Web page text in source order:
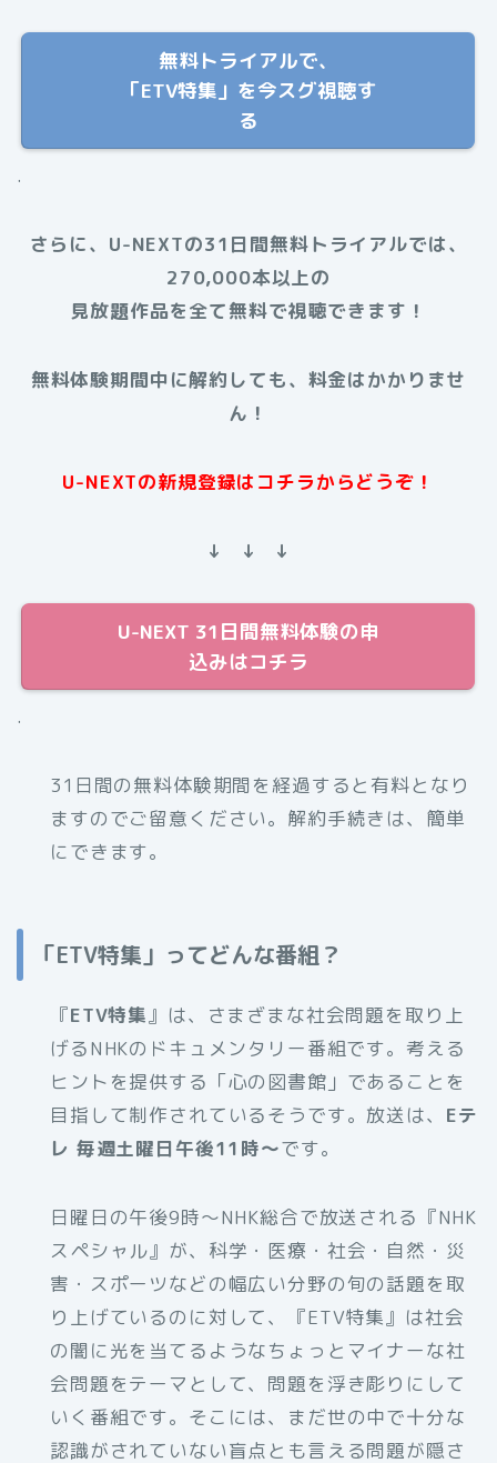
無料トライアルで、
「ETV特集」を今スグ視聴す
る
.
さらに、U-NEXTの31日間無料トライアルでは、
270,000本以上の
見放題作品を全て無料で視聴できます！
無料体験期間中に解約しても、料金はかかりませ
ん！
U-NEXTの新規登録はコチラからどうぞ！
↓ ↓ ↓
U-NEXT 31日間無料体験の申
込みはコチラ
.
31日間の無料体験期間を経過すると有料となり
ますのでご留意ください。解約手続きは、簡単
にできます。
「ETV特集」ってどんな番組？
『ETV特集』は、さまざまな社会問題を取り上
げるNHKのドキュメンタリー番組です。考える
ヒントを提供する「心の図書館」であることを
目指して制作されているそうです。放送は、 Eテ
レ 毎週土曜日午後11時～です。
日曜日の午後9時～NHK総合で放送される『NHK
スペシャル』が、科学・医療・社会・自然・災
害・スポーツなどの幅広い分野の旬の話題を取
り上げているのに対して、『ETV特集』は社会
の闇に光を当てるようなちょっとマイナーな社
会問題をテーマとして、問題を浮き彫りにして
いく番組です。そこには、まだ世の中で十分な
認識がされていない盲点とも言える問題が隠さ